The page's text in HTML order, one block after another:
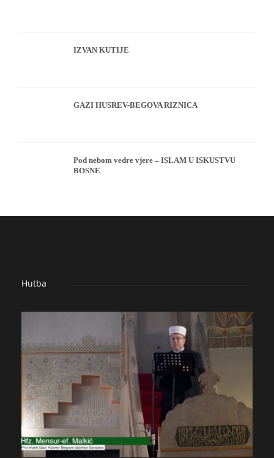
IZVAN KUTIJE
GAZI HUSREV-BEGOVA RIZNICA
Pod nebom vedre vjere – ISLAM U ISKUSTVU
BOSNE
Hutba